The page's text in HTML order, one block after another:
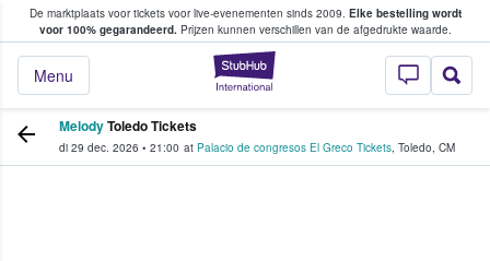
De marktplaats voor tickets voor live-evenementen sinds 2009. Elke bestelling wordt
voor 100% gegarandeerd.Prijzen kunnen verschillen van de afgedrukte waarde.
StubHub: waar
Menu
tickets kopen en verkopen
MelodyToledo Tickets
di 29 dec. 2026 • 21:00 at Palacio de congresos El Greco Tickets, Toledo, CM